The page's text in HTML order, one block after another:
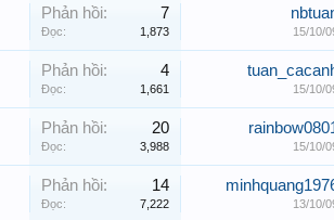
Phản hồi: 7
Đọc: 1,873 15/10/
Phản hồi: 4
Đọc: 1,661 15/10/
Phản hồi: 20
Đọc: 3,988 15/10/
Phản hồi: 14
Đọc: 7,222 13/10/